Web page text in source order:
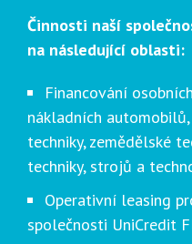
Činnosti naší
na následující oblasti:
Financování
nákladních
techniky, zemědělské
techniky, strojů a
Operativní leasing
společnosti UniCredit